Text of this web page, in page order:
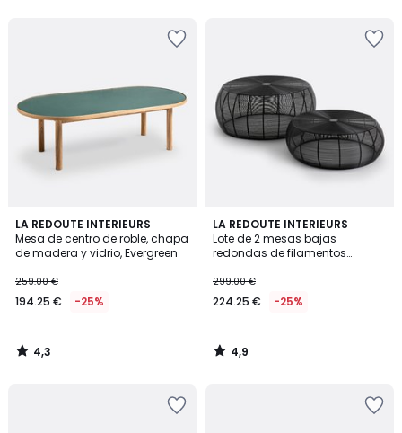
LA REDOUTE INTERIEURS
Mesa de centro de roble, chapa
de madera y vidrio, Evergreen
259.00 €
194.25 € -25%
4,3
/ 5
4,3
/
LA REDOUTE INTERIEURS
Lote de 2 mesas bajas
redondas de filamentos
299.00 €
224.25 € -25%
4,9
/ 5
4,9
/